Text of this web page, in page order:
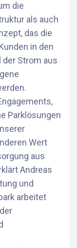
die
als auch
das die
in den
Strom aus
Parklösungen
Wert
aus
Andreas
und
arbeitet